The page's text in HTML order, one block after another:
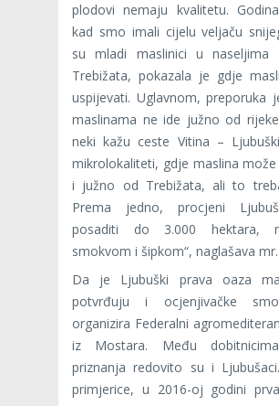
plodovi nemaju kvalitetu.
kad smo imali cijelu veljaču
su mladi maslinici u naseljima
Trebižata, pokazala je gdje
uspijevati. Uglavnom, preporuka
maslinama ne ide južno od
neki kažu ceste Vitina –
mikrolokaliteti, gdje maslina
i južno od Trebižata, ali to
Prema jedno, procjeni
posaditi do 3.000 hektara,
smokvom i šipkom“, naglašava
Da je Ljubuški prava oaza
potvrđuju i ocjenjivačke
organizira Federalni
iz Mostara. Među
priznanja redovito su i
primjerice, u 2016-oj godini